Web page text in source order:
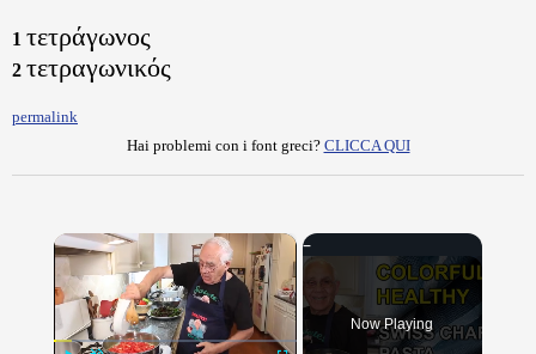
1 τετράγωνος
2 τετραγωνικός
permalink
Hai problemi con i font greci? CLICCA QUI
×
Now Playing